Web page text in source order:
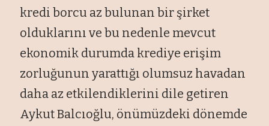
kredi borcu az bulunan bir şirket
olduklarını ve bu nedenle mevcut
ekonomik durumda krediye erişim
zorluğunun yarattığı olumsuz havadan
daha az etkilendiklerini dile getiren
Aykut Balcıoğlu, önümüzdeki dönemde